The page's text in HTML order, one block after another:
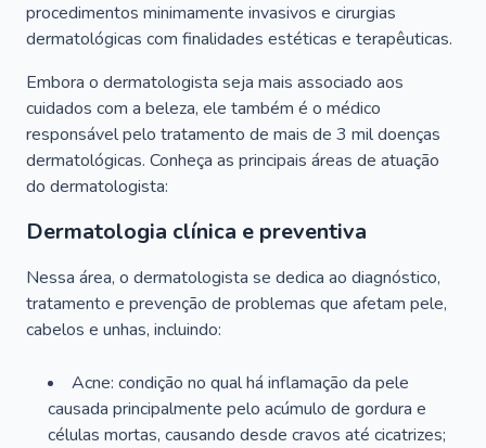
procedimentos minimamente invasivos e cirurgias
dermatológicas com finalidades estéticas e terapêuticas.
Embora o dermatologista seja mais associado aos
cuidados com a beleza, ele também é o médico
responsável pelo tratamento de mais de 3 mil doenças
dermatológicas. Conheça as principais áreas de atuação
do dermatologista:
Dermatologia clínica e preventiva
Nessa área, o dermatologista se dedica ao diagnóstico,
tratamento e prevenção de problemas que afetam pele,
cabelos e unhas, incluindo:
Acne: condição no qual há inflamação da pele
causada principalmente pelo acúmulo de gordura e
células mortas, causando desde cravos até cicatrizes;